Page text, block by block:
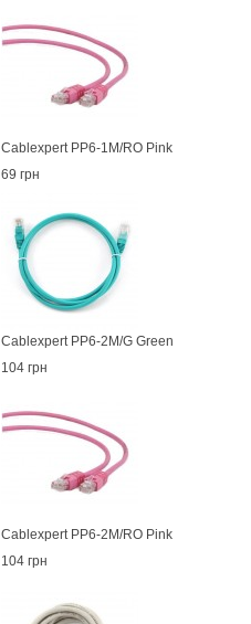
Cablexpert PP6-1M/RO Pink
69 грн
Cablexpert PP6-2M/G Green
104 грн
Cablexpert PP6-2M/RO Pink
104 грн